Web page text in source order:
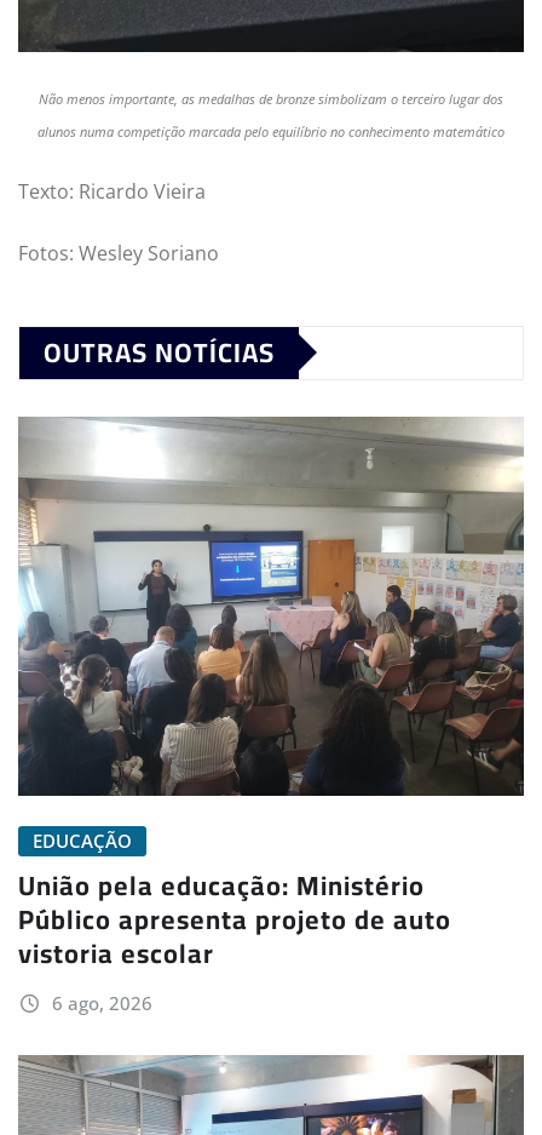
Não menos importante, as medalhas de bronze simbolizam o terceiro lugar dos
alunos numa competição marcada pelo equilíbrio no conhecimento matemático
Texto: Ricardo Vieira
Fotos: Wesley Soriano
OUTRAS NOTÍCIAS
EDUCAÇÃO
União pela educação: Ministério
Público apresenta projeto de auto
vistoria escolar
6 ago, 2026